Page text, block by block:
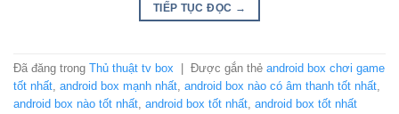
TIẾP TỤC ĐỌC →
Đã đăng trong Thủ thuật tv box Được gắn thẻ android box chơi game
tốt nhất, android box mạnh nhất, android box nào có âm thanh tốt nhất,
android box nào tốt nhất, android box tốt nhất, android box tốt nhất